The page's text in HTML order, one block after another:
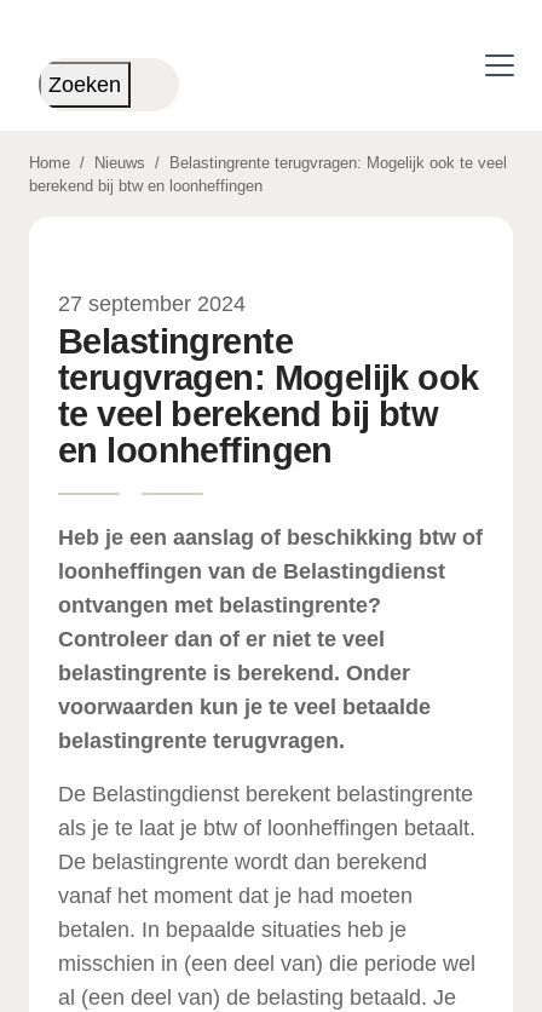
Zoeken
Home / Nieuws /
Belastingrente terugvragen: Mogelijk ook te veel
berekend bij btw en loonheffingen
27 september 2024
Belastingrente
terugvragen: Mogelijk ook
te veel berekend bij btw
en loonheffingen
Heb je een aanslag of beschikking btw of
loonheffingen van de Belastingdienst
ontvangen met belastingrente?
Controleer dan of er niet te veel
belastingrente is berekend. Onder
voorwaarden kun je te veel betaalde
belastingrente terugvragen.
De Belastingdienst berekent belastingrente
als je te laat je btw of loonheffingen betaalt.
De belastingrente wordt dan berekend
vanaf het moment dat je had moeten
betalen. In bepaalde situaties heb je
misschien in (een deel van) die periode wel
al (een deel van) de belasting betaald. Je